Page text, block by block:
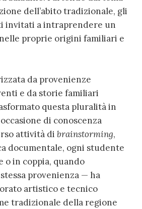
dell’abito tradizionale, gli
invitati a intraprendere un
proprie origini familiari e
da provenienze
e da storie familiari
questa pluralità in
di conoscenza
attività di brainstorming,
documentale, ogni studente
in coppia, quando
provenienza — ha
artistico e tecnico
tradizionale della regione